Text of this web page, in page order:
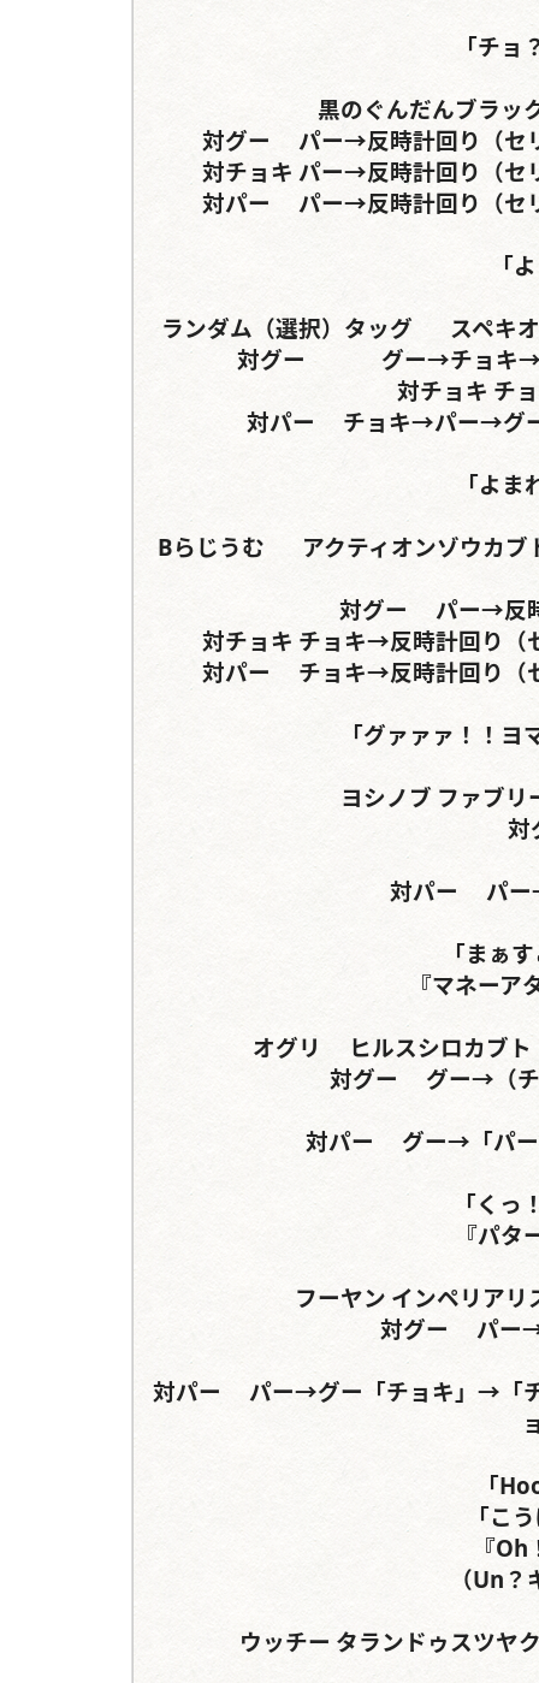
「チ
黒のぐんだんブラックメン	カブトムシ	メ
対グー	パー→反時計回り（セリフ分岐）	グー→反時計回り（セリフ分岐）
対チョキ	パー→反時計回り（セリフ分岐）	グー→反時計回り（セリフ分岐）
対パー	パー→反時計回り（セリフ分岐）	グー→反時計回り（セリフ分岐）
「
ランダム（選択）タッグ	スペキオシスシカクワガタ	ムシキング	サタンオオカブト
対グー		グー→チョキ→【パー】	パー→（グー）→チョキ→パー
対チョキ	チョキ→パー→グー	グー→
対パー	チョキ→パー→グー→「チョキ」		チョキ→反時計回り
「よ
Bらじうむ	アクティオンゾウカブト	サタンオオカブトorマンディブラリスフタマタ
対グー	パー→反時計回り（セリフ分岐）	グー→
対チョキ	チョキ→反時計回り（セリフ分岐）	グー→反時計回り（セリフ分岐）
対パー	チョキ→反時計回り（セリフ分岐）	パー→反時計回り（セリフ分岐）
「グァァァ！！
ヨシノブ	ファブリーズノコギリクワガタ	ダイゴホン
対グ
対パー	パー→「グー」	パー→『パー』
「まぁ
『マネー
オグリ	ヒルスシロカブト	アルキデスorディディエールシカクワガタ
対グー	グー→（チョキ→）パー	チョキ→（グー）
対パー	グー→「パー」→『チョキ』	パー→「グー」→
「く
『パ
フーヤン	インペリアリスツヤクワガタ	サンボンヅノカブト
対グー	パー→	パーかグー！→（チョキ）
対パー	パー→グー「チョキ」→「チョキ」→『パー』	チョキ→グー「パー」→（チ
「
「こ
『
（Un
ウッチー	タランドゥスツヤクワガタ	マンディブラリスフタマタクワガタ